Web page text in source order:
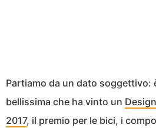
Partiamo da un dato soggettivo:
bellissima che ha vinto un
2017, il premio per le bici, i